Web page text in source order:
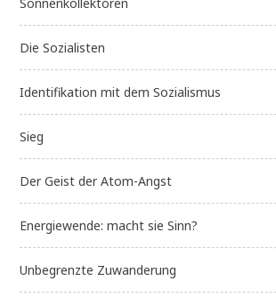
Die Sozialisten
Identifikation mit dem Sozialismus
Sieg
Der Geist der Atom-Angst
Energiewende: macht sie Sinn?
Unbegrenzte Zuwanderung